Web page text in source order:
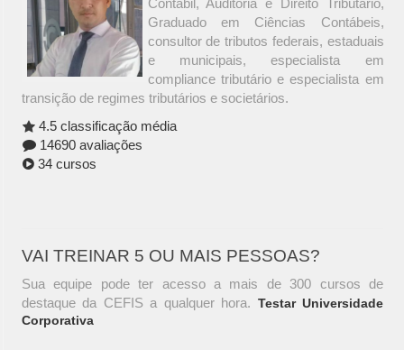
Graduado em Ciências Contábeis,
consultor de tributos federais, estaduais
e municipais, especialista em
compliance tributário e especialista em
transição de regimes tributários e societários.
4.5 classificação média
14690 avaliações
34 cursos
VAI TREINAR 5 OU MAIS PESSOAS?
Sua equipe pode ter acesso a mais de 300 cursos de
destaque da CEFIS a qualquer hora. Testar Universidade
Corporativa